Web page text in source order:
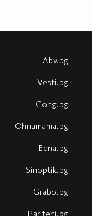
Abv.bg
Vesti.bg
Gong.bg
Оhnamama.bg
Edna.bg
Sinoptik.bg
Grabo.bg
Pariteni.bg